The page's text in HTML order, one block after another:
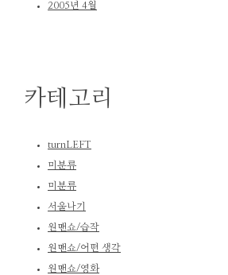
2005년 4월
카테고리
turnLEFT
미분류
미분류
서울나기
원맨쇼/습작
원맨쇼/어떤 생각
원맨쇼/영화